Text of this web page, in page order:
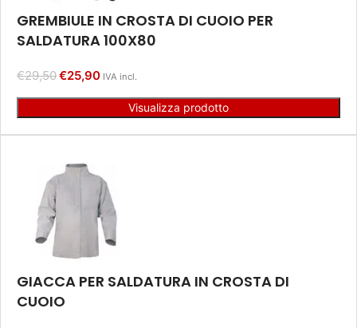
GREMBIULE IN CROSTA DI CUOIO PER
SALDATURA 100X80
€29,50€25,90 IVA incl.
Visualizza prodotto
GIACCA PER SALDATURA IN CROSTA DI
CUOIO